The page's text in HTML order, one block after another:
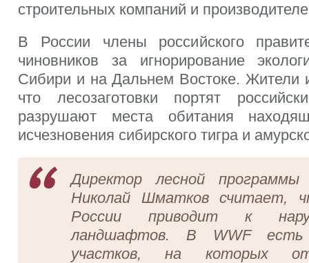
строительных компаний и
В России члены российского
чиновников за игнорирование
Сибири и на Дальнем Востоке. Жители
что лесозаготовки портят
разрушают места обитания
исчезновения сибирского тигра и
Директор лесной
Николай Шматков считает,
России приводит к
ландшафтов. В WWF есть
участков, на которых